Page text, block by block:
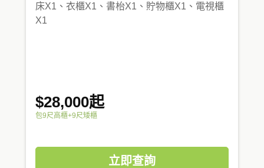
床X1、衣櫃X1、書枱X1、貯物櫃X1、電視櫃
X1
$28,000起
包9尺高櫃+9尺矮櫃
立即查詢